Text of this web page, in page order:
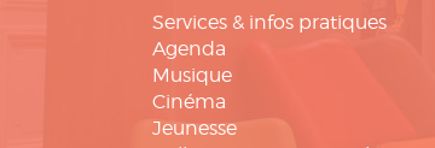
Services & infos pratiques
Agenda
Musique
Cinéma
Jeunesse